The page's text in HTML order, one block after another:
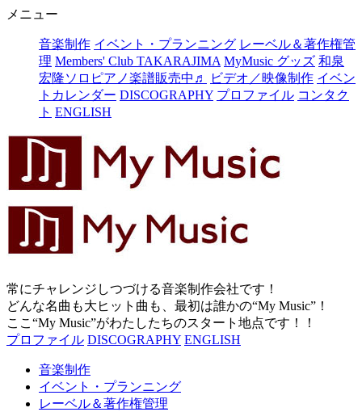
メニュー
音楽制作 イベント・プランニング レーベル＆著作権管
理 Members' Club TAKARAJIMA MyMusic グッズ 和泉
宏隆ソロピアノ楽譜販売中♬
ビデオ／映像制作 イベン
トカレンダー DISCOGRAPHY プロファイル コンタク
ト ENGLISH
常にチャレンジしつづける音楽制作会社です！
どんな名曲も大ヒット曲も、最初は誰かの“My Music”！
ここ“My Music”がわたしたちのスタート地点です！！
プロファイル DISCOGRAPHY ENGLISH
音楽制作
イベント・プランニング
レーベル＆著作権管理